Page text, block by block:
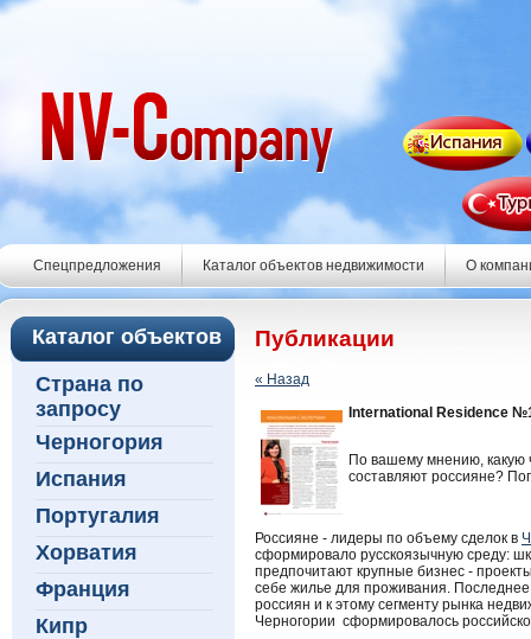
Спецпредложения Каталог объектов недвижимости О
Каталог объектов
Страна по
запросу
Черногория
Испания
Португалия
Хорватия
Франция
Кипр
Публикации
« Назад
International Residence
По вашему мнению, какую
составляют россияне?
Россияне - лидеры по объему сделок в
сформировало русскоязычную среду:
предпочитают крупные бизнес -
себе жилье для проживания.
россиян и к этому сегменту рынка
Черногории сформировалось